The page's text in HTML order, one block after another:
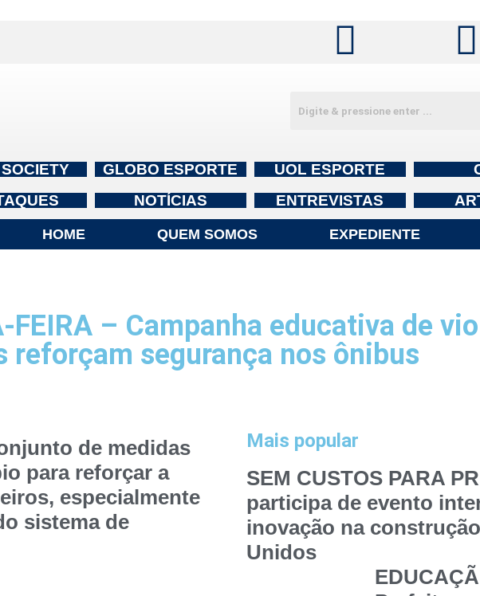
GLOBO ESPORTE UOL ESPORTE
NOTÍCIAS ENTREVISTAS
HOME QUEM SOMOS EXPEDIENTE
FEIRA – Campanha educativa de
reforçam segurança nos ônibus
de medidas
para reforçar a
especialmente
sistema de
Mais popular
SEM CUSTOS PARA
participa de evento
inovação na
Unidos